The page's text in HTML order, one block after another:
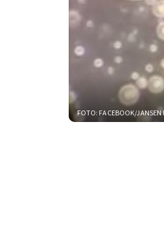
FOTO: FACEBOOK/JANSEN